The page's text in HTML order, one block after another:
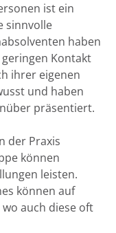
ist ein
sinnvolle
haben
Kontakt
ihrer eigenen
und haben
präsentiert.
der Praxis
können
leisten.
können auf
auch diese oft